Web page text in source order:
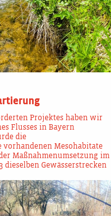
Projektes haben wir
Flusses in Bayern
die
Mesohabitate
Maßnahmenumsetzung im
dieselben Gewässerstrecken